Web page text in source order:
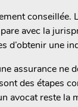
conseillée.
avec la
d’obtenir une
assurance ne
des étapes
avocat reste